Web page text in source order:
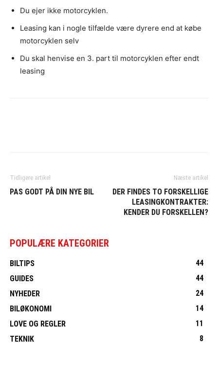
Du ejer ikke motorcyklen.
Leasing kan i nogle tilfælde være dyrere end at købe
motorcyklen selv
Du skal henvise en 3. part til motorcyklen efter endt
leasing
Tidligere artikel
PAS GODT PÅ DIN NYE BIL
Næste artikel
DER FINDES TO FORSKELLIGE
LEASINGKONTRAKTER:
KENDER DU FORSKELLEN?
POPULÆRE KATEGORIER
BILTIPS
44
GUIDES
44
NYHEDER
24
BILØKONOMI
14
LOVE OG REGLER
11
TEKNIK
8